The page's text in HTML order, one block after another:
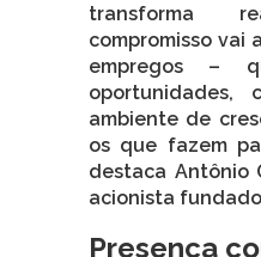
transforma
compromisso vai
empregos –
oportunidades,
ambiente de
os que fazem
destaca Antônio
acionista
Presença